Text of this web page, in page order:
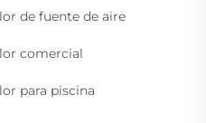
de fuente de aire
comercial
para piscina